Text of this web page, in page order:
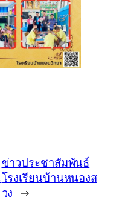
ข่าวประชาสัมพันธ์
โรงเรียนบ้านหนองส
วง →